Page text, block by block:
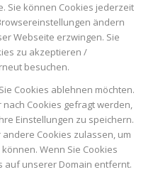
Sie können Cookies jederzeit
ändern
Webseite erzwingen. Sie
zu akzeptieren /
besuchen.
Cookies ablehnen möchten.
Cookies gefragt werden,
Einstellungen zu speichern.
Cookies zulassen, um
Wenn Sie Cookies
auf unserer Domain entfernt.